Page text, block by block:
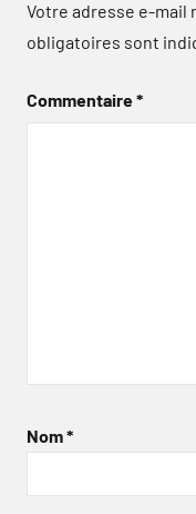
Votre adresse e-mail
obligatoires sont
Commentaire*
Nom*